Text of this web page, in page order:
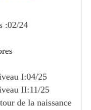
:02/24
I:04/25
II:11/25
de la naissance